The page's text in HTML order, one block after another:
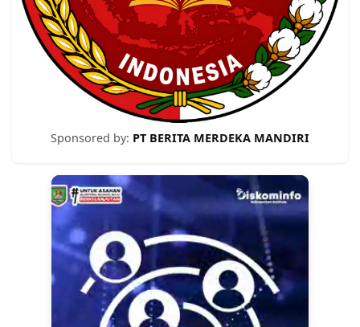
Sponsored by: PT BERITA MERDEKA MANDIRI